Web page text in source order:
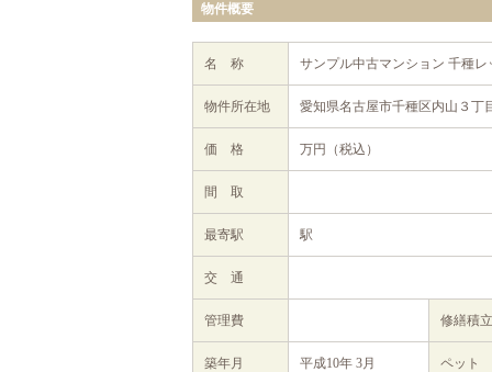
物件概要
名 称 サンプル中古マンション 千種
物件所在地 愛知県名古屋市千種区内山３丁
価 格 万円（税込）
間 取
最寄駅 駅
交 通
管理費 修繕積
築年月 平成10年 3月 ペット